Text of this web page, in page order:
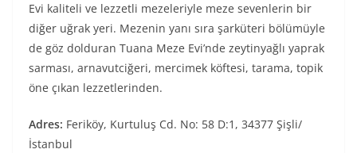
Evi kaliteli ve lezzetli mezeleriyle meze sevenlerin bir
diğer uğrak yeri. Mezenin yanı sıra şarküteri bölümüyle
de göz dolduran Tuana Meze Evi’nde zeytinyağlı yaprak
sarması, arnavutciğeri, mercimek köftesi, tarama, topik
öne çıkan lezzetlerinden.
Adres: Feriköy, Kurtuluş Cd. No: 58 D:1, 34377 Şişli/
İstanbul